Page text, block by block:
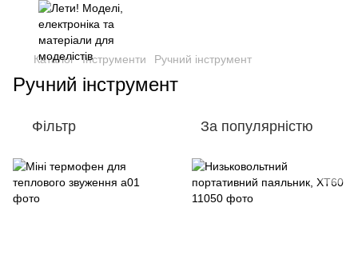
Каталог Інструменти Ручний інструмент
Ручний інструмент
Фільтр За популярністю